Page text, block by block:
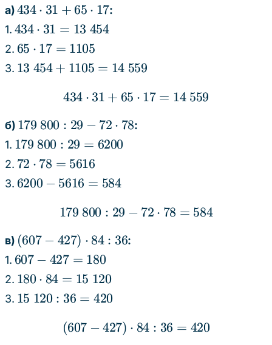
а)434
\cdot
31 +
65
\cdot
434 ⋅ 31 + 65 ⋅ 17:
1. 434
\cdot
31 =
13 \
434 ⋅ 31 = 13 454
2. 65
\cdot
65 ⋅ 17 = 1105
3. 13 \
=
14 \
559
13 454 + 1105 = 14 559
434 \cdot 31 + 65
434 ⋅ 31 + 65 ⋅ 17 = 14 559
б) 179 \
800 :
29 -
72
\cdot
179 800 : 29 − 72 ⋅ 78:
1. 179
\
800
: 29
179 800 : 29 = 6200
2. 72
\cdot
72 ⋅ 78 = 5616
3. 6200
584
6200 − 5616 = 584
179 \ 800 : 29 - 72
179 800 : 29 − 72 ⋅ 78 = 584
в) (607
-
427)
\cdot
84 :
(607 − 427) ⋅ 84 : 36:
1. 607
-
427
=
607 − 427 = 180
2. 180
\cdot
180 ⋅ 84 = 15 120
3. 15
15 120 : 36 = 420
(607 - 427) \cdot 84 :
(607 −427) ⋅ 84 : 36 = 420